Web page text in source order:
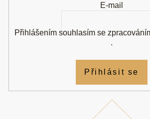
E-mail
Přihlášením souhlasím se
.
Přihlásit se